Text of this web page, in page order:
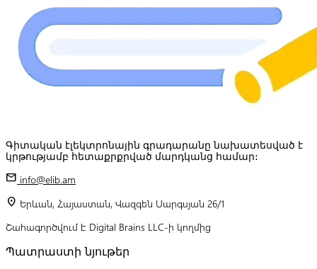
Գիտական էլեկտրոնային գրադարանը նախատեսված է
կրթությամբ հետաքրքրված մարդկանց համար:
mail info@elib.am
location_on Երևան, Հայաստան, Վազգեն Սարգսյան 26/1
Շահագործվում է Digital Brains LLC-ի կողմից
Պատրաստի նյութեր